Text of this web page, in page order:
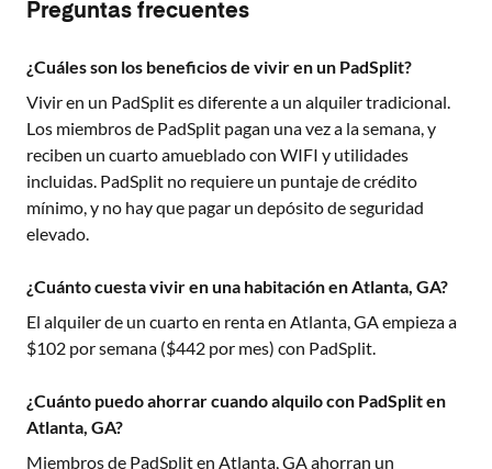
Preguntas frecuentes
¿Cuáles son los beneficios de vivir en un PadSplit?
Vivir en un PadSplit es diferente a un alquiler tradicional.
Los miembros de PadSplit pagan una vez a la semana, y
reciben un cuarto amueblado con WIFI y utilidades
incluidas. PadSplit no requiere un puntaje de crédito
mínimo, y no hay que pagar un depósito de seguridad
elevado.
¿Cuánto cuesta vivir en una habitación en Atlanta, GA?
El alquiler de un cuarto en renta en Atlanta, GAempieza a
$102 por semana ($442 por mes) con PadSplit.
¿Cuánto puedo ahorrar cuando alquilo con PadSplit en
Atlanta, GA?
Miembros de PadSplit en Atlanta, GAahorran un